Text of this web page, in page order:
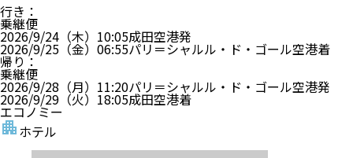
行き ：
乗継便
2026/9/24（木） 10:05成田空港発
2026/9/25（金） 06:55パリ＝シャルル・ド・ゴール空港着
帰り ：
乗継便
2026/9/28（月） 11:20パリ＝シャルル・ド・ゴール空港発
2026/9/29（火） 18:05成田空港着
エコノミー
ホテル